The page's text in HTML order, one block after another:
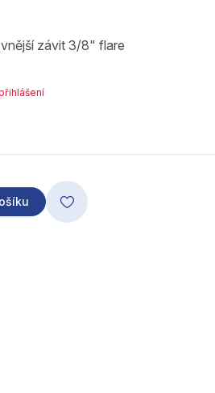
závit 3/8" flare